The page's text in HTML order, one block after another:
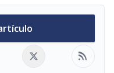
rss_feed